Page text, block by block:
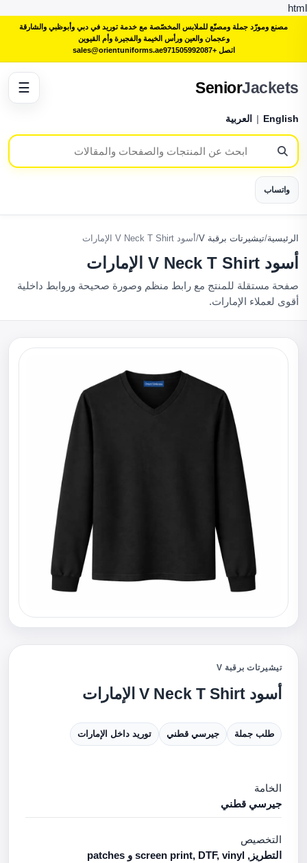
html
مصنع ومورّد جملة ومصنّع للملابس المخصّصة مع خدمة توريد في دبي وأبوظبي والشارقة
وعجمان والعين ورأس الخيمة والفجيرة وأم القيوين
اتصل +971505992087
sales@orientuniforms.ae
SeniorJackets
English
| العربية
واتساب
☰
الرئيسية/تيشيرتات برقبة V /أسود V Neck T Shirt الإمارات
أسود V Neck T Shirt الإمارات
صفحة مستقلة للمنتج مع رابط منظم وصورة صحيحة وروابط داخلية
أقوى لعملاء الإمارات.
تيشيرتات برقبة V
أسود V Neck T Shirt الإمارات
طلب جملة جيرسي قطني توريد داخل الإمارات
الخامة
جيرسي قطني
التخصيص
التطريز, screen print, DTF, vinyl و patches